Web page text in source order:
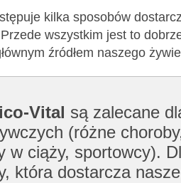
kilka sposobów
wszystkim jest to
źródłem naszego
Vital są zalecane
(różne
w ciąży, sportowcy).
która dostarcza